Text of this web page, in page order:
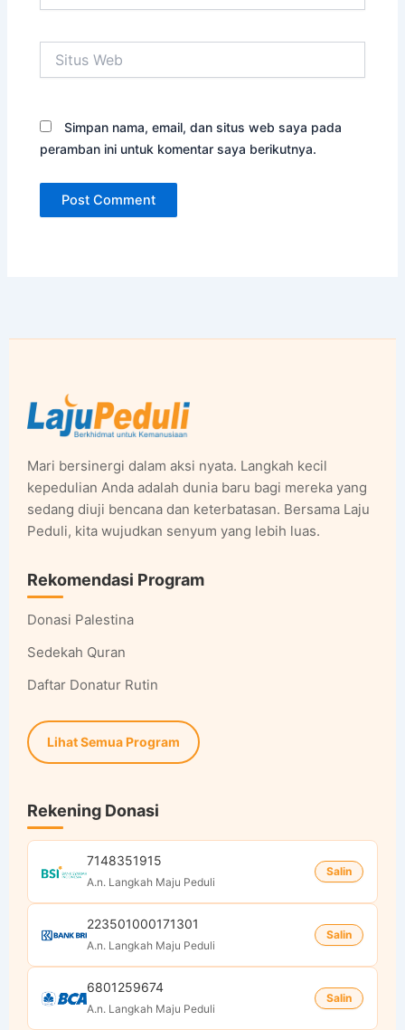
Web
Simpan nama, email, dan situs web saya pada
peramban ini untuk komentar saya berikutnya.
Mari bersinergi dalam aksi nyata. Langkah kecil
kepedulian Anda adalah dunia baru bagi mereka yang
sedang diuji bencana dan keterbatasan. Bersama Laju
Peduli, kita wujudkan senyum yang lebih luas.
Rekomendasi Program
Donasi Palestina
Sedekah Quran
Daftar Donatur Rutin
Lihat Semua Program
Rekening Donasi
7148351915
A.n. Langkah Maju Peduli
Salin
223501000171301
A.n. Langkah Maju Peduli
Salin
6801259674
A.n. Langkah Maju Peduli
Salin